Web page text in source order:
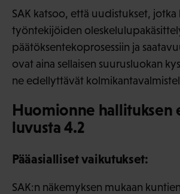
SAK katsoo, että uudistukset,
työntekijöiden
päätöksentekoprosessiin ja
ovat aina sellaisen suurusluokan
ne edellyttävät
Huomionne hallituksen
luvusta 4.2
Pääasialliset vaikutukset:
SAK:n näkemyksen mukaan